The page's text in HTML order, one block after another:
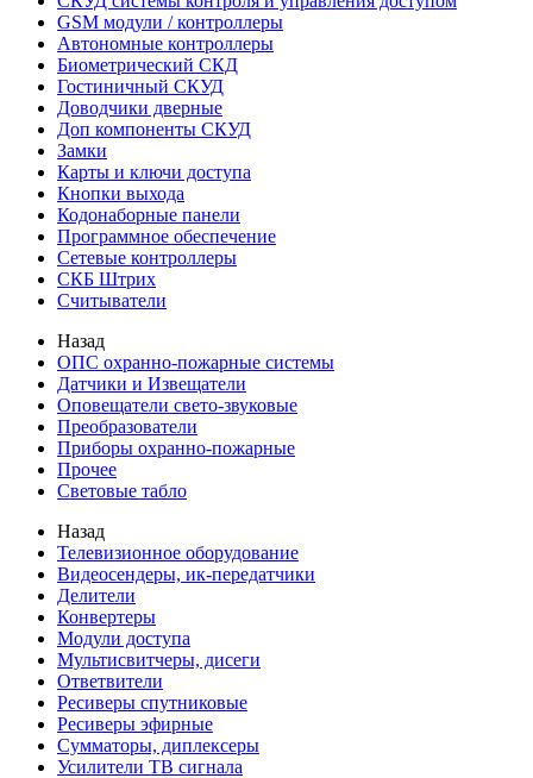
GSM модули / контроллеры
Автономные контроллеры
Биометрический СКД
Гостиничный СКУД
Доводчики дверные
Доп компоненты СКУД
Замки
Карты и ключи доступа
Кнопки выхода
Кодонаборные панели
Программное обеспечение
Сетевые контроллеры
СКБ Штрих
Считыватели
Назад
ОПС охранно-пожарные системы
Датчики и Извещатели
Оповещатели свето-звуковые
Преобразователи
Приборы охранно-пожарные
Прочее
Световые табло
Назад
Телевизионное оборудование
Видеосендеры, ик-передатчики
Делители
Конвертеры
Модули доступа
Мультисвитчеры, дисеги
Ответвители
Ресиверы спутниковые
Ресиверы эфирные
Сумматоры, диплексеры
Усилители ТВ сигнала